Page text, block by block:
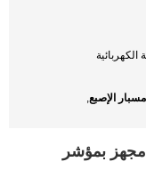
,
UL1278 IEC 61032 Test Probe B مجهز بمؤشر